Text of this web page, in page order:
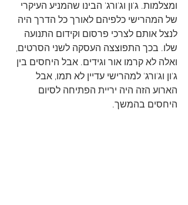
ומצלמות. ג'ון וג'ורג' הבינו שהמניע העיקרי
של המהרישי כלפיהם לאורך כל הדרך היה
לנצל אותם לצרכי פרסום וקידום התנועה
שלו. בכך התפוצצה העסקה לשני הסרטים,
ואלה לא קרמו אור וגידים. אבל היחסים בין
ג'ון וג'ורג' למהרישי עדיין לא תמו, אבל
הארוע הזה היה יריית הפתיחה לסיום
היחסים בהמשך.